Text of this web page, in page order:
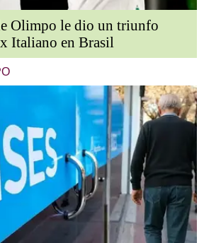
Olimpo le dio un triunfo
Italiano en Brasil